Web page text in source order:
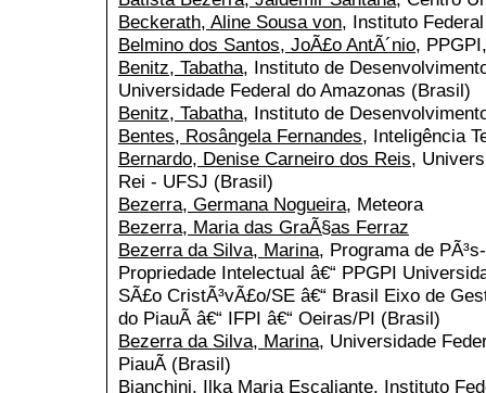
Beckerath, Aline Sousa von, Instituto
Belmino dos Santos, JoÃ£o AntÃ´nio,
Benitz, Tabatha, Instituto de
Universidade Federal do Amazonas (Brasil)
Benitz, Tabatha, Instituto de
Bentes, Rosângela Fernandes, Inteligência
Bernardo, Denise Carneiro dos Reis,
Rei - UFSJ (Brasil)
Bezerra, Germana Nogueira, Meteora
Bezerra, Maria das GraÃ§as Ferraz
Bezerra da Silva, Marina, Programa de
Propriedade Intelectual â€“ PPGPI
SÃ£o CristÃ³vÃ£o/SE â€“ Brasil Eixo de
do PiauÃ­ â€“ IFPI â€“ Oeiras/PI (Brasil)
Bezerra da Silva, Marina, Universidade
PiauÃ­ (Brasil)
Bianchini, Ilka Maria Escaliante, Instituto